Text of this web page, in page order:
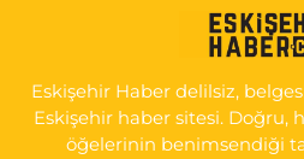
İSTİKLAL MAH. ŞAİR FUZULİ CAD.
KARŞI KÖŞESİ ŞAİR FUZULİ AİLE
0 (222) 230 11 31 Yol Tarifi Al
Eskişehir Haber delilsiz,
Eskişehir haber sitesi. Doğru,
öğelerinin benimsendiği